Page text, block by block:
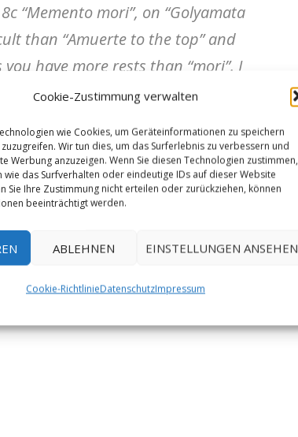
Cookie-Zustimmung verwalten
wie Cookies, um Geräteinformationen zu speichern
Wir tun dies, um das Surferlebnis zu verbessern und
Werbung anzuzeigen. Wenn Sie diesen Technologien zustimmen,
wie das Surfverhalten oder eindeutige IDs auf dieser Website
Sie Ihre Zustimmung nicht erteilen oder zurückziehen, können
beeinträchtigt werden.
ABLEHNEN EINSTELLUNGEN ANSEHEN
Cookie-RichtlinieDatenschutzImpressum
“Memento mori”, on “Golyamata
than “Amuerte to the top” and
have more rests than “mori”. I